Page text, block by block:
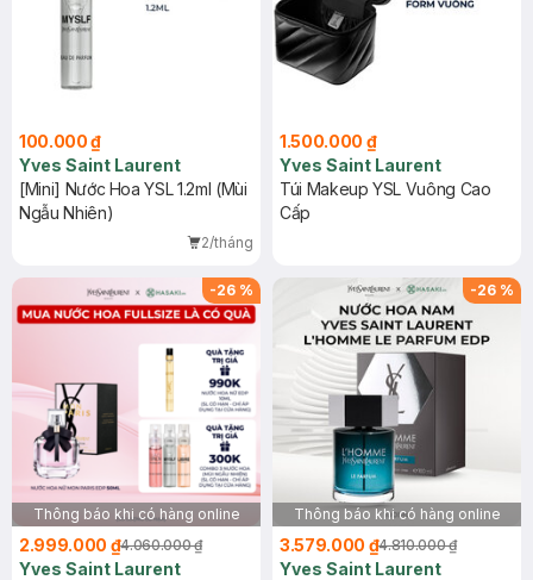
100.000 ₫
Yves Saint Laurent
[Mini] Nước Hoa YSL 1.2ml (Mùi
Ngẫu Nhiên)
2/tháng
1.500.000 ₫
Yves Saint Laurent
Túi Makeup YSL Vuông Cao
Cấp
-26 %
Thông báo khi có hàng online
2.999.000 ₫4.060.000 ₫
Yves Saint Laurent
-26 %
Thông báo khi có hàng online
3.579.000 ₫4.810.000 ₫
Yves Saint Laurent